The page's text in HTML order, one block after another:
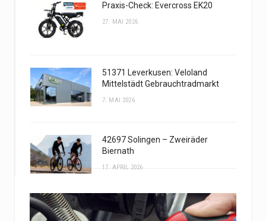
Praxis-Check: Evercross EK20
27. MAI 2026
51371 Leverkusen: Veloland
Mittelstädt Gebrauchtradmarkt
7. MAI 2026
42697 Solingen – Zweiräder
Biernath
17. APRIL 2026